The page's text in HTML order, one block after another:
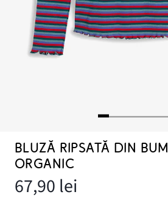
BLUZĂ RIPSATĂ DIN
ORGANIC
67,90 lei